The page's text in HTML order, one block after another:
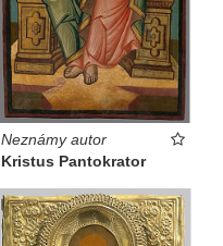
Neznámy autor
Kristus Pantokrator